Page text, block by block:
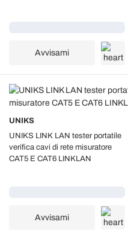
Avvisami
UNIKS
UNIKS LINK LAN tester portatile
verifica cavi di rete misuratore
CAT5 E CAT6 LINKLAN
Avvisami